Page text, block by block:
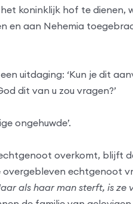
koninklijk hof te dienen,
en aan Nehemia
uitdaging: ‘Kun je dit
dit van u zou vragen?’
ongehuwde’.
overkomt, blijft
echtgenoot
als haar man sterft, is